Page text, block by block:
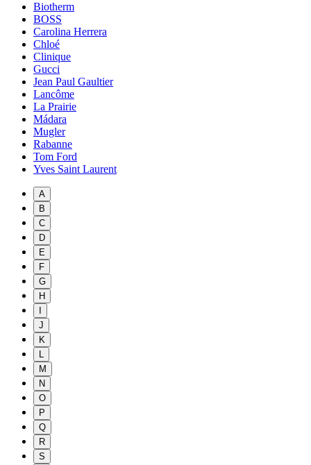
Biotherm
BOSS
Carolina Herrera
Chloé
Clinique
Gucci
Jean Paul Gaultier
Lancôme
La Prairie
Mádara
Mugler
Rabanne
Tom Ford
Yves Saint Laurent
A
B
C
D
E
F
G
H
J
K
L
M
N
O
P
Q
R
S